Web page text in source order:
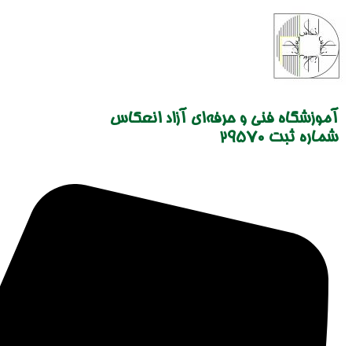
content
آموزشگاه فنی و حرفه‌ای آزاد انعکاس
شماره ثبت 29570